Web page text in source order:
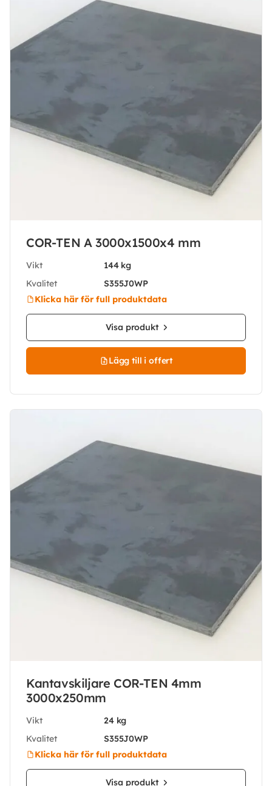
COR-TEN A 3000x1500x4 mm
Vikt
144 kg
Kvalitet
S355J0WP
Klicka här för full produktdata
Visa produkt
Lägg till i offert
Kantavskiljare COR-TEN 4mm
3000x250mm
Vikt
24 kg
Kvalitet
S355J0WP
Klicka här för full produktdata
Visa produkt